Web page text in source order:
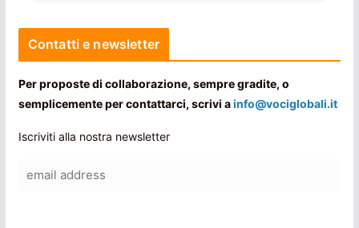
Contatti e newsletter
Per proposte di collaborazione, sempre gradite, o
semplicemente per contattarci, scrivi ainfo@vociglobali.it
Iscriviti alla nostra newsletter